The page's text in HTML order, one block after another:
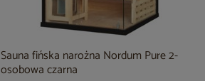
Sauna fińska narożna Nordum Pure 2-
osobowa czarna